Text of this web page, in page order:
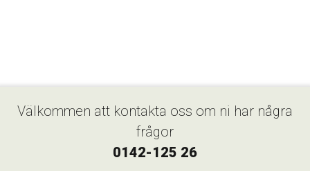
Välkommen att kontakta oss om ni har några
frågor
0142-125 26